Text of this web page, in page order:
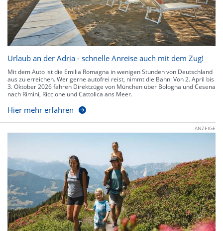
Urlaub an der Adria - schnelle Anreise auch mit dem Zug!
Mit dem Auto ist die Emilia Romagna in wenigen Stunden von Deutschland
aus zu erreichen. Wer gerne autofrei reist, nimmt die Bahn: Von 2. April bis
3. Oktober 2026 fahren Direktzüge von München über Bologna und Cesena
nach Rimini, Riccione und Cattolica ans Meer.
Hier mehr erfahren
ANZEIGE